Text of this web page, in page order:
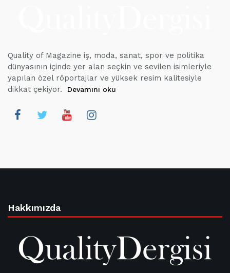
Quality of Magazine iş, moda, sanat, spor ve politika
dünyasının içinde yer alan seçkin ve sevilen isimleriyle
yapılan özel röportajlar ve yüksek resim kalitesiyle
dikkat çekiyor.
Devamını oku
Hakkımızda